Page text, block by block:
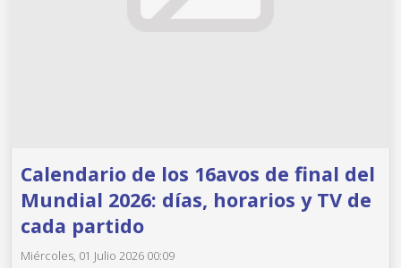
Calendario de los 16avos de final del
Mundial 2026: días, horarios y TV de
cada partido
Miércoles, 01 Julio 2026 00:09